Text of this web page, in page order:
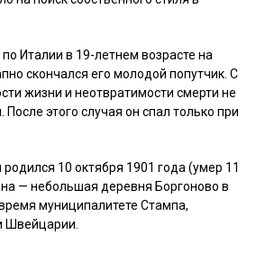
Италии в 19-летнем возрасте на
скончался его молодой попутчик. С
жизни и неотвратимости смерти не
этого случая он спал только при
10 октября 1901 года (умер 11
— небольшая деревня Боргоново в
муниципалитете Стампа,
Швейцарии.